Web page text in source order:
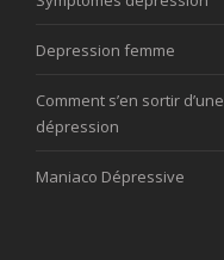
Depression femme
Comment s’en sortir d’une
dépression
Maniaco Dépressive